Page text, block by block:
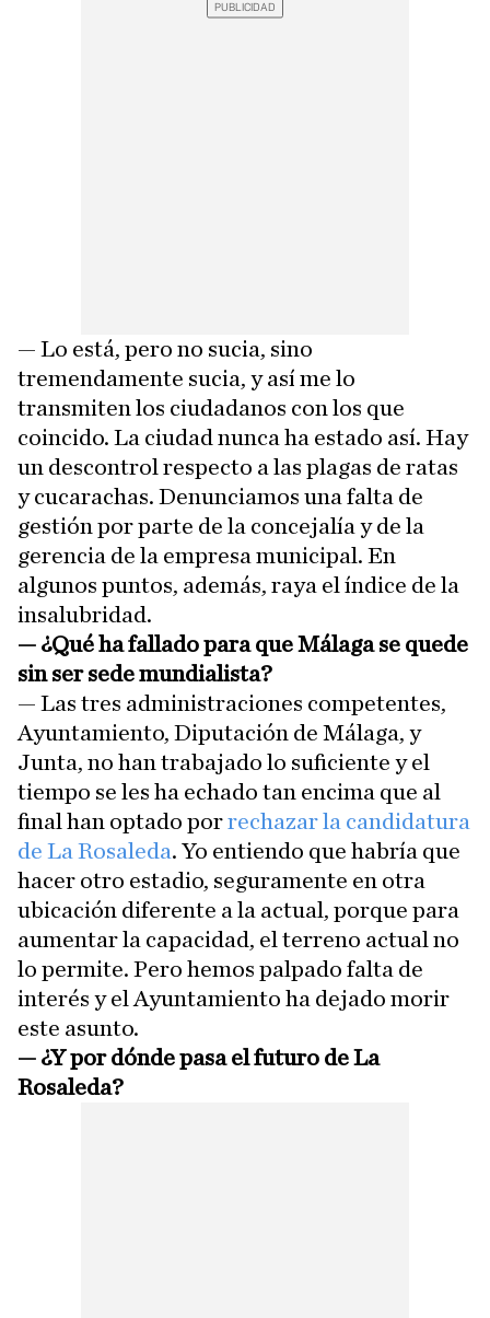
— Lo está, pero no sucia, sino
tremendamente sucia, y así me lo
transmiten los ciudadanos con los que
coincido. La ciudad nunca ha estado así. Hay
un descontrol respecto a las plagas de ratas
y cucarachas. Denunciamos una falta de
gestión por parte de la concejalía y de la
gerencia de la empresa municipal. En
algunos puntos, además, raya el índice de la
insalubridad.
— ¿Qué ha fallado para que Málaga se quede
sin ser sede mundialista?
— Las tres administraciones competentes,
Ayuntamiento, Diputación de Málaga, y
Junta, no han trabajado lo suficiente y el
tiempo se les ha echado tan encima que al
final han optado porrechazar la candidatura
de La Rosaleda. Yo entiendo que habría que
hacer otro estadio, seguramente en otra
ubicación diferente a la actual, porque para
aumentar la capacidad, el terreno actual no
lo permite. Pero hemos palpado falta de
interés y el Ayuntamiento ha dejado morir
este asunto.
— ¿Y por dónde pasa el futuro de La
Rosaleda?